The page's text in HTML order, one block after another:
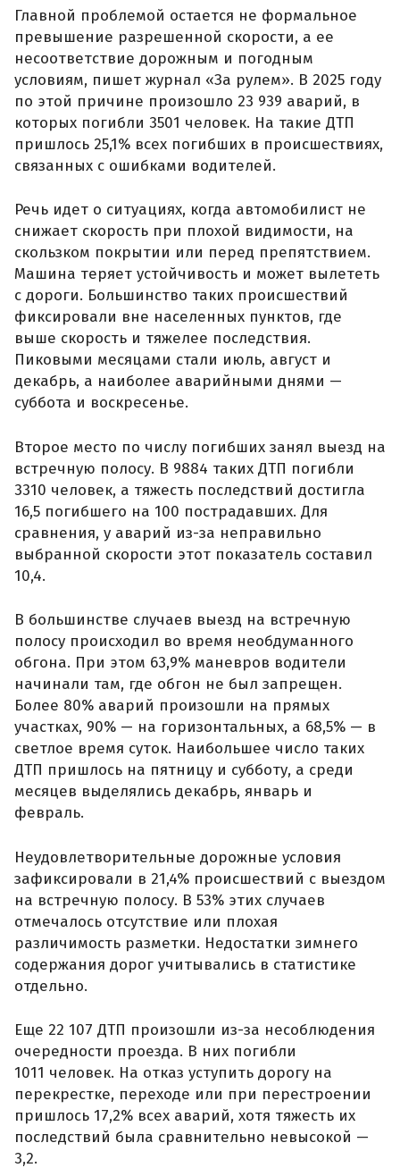
Главной проблемой остается не формальное
превышение разрешенной скорости, а ее
несоответствие дорожным и погодным
условиям, пишет журнал «За рулем». В 2025 году
по этой причине произошло 23 939 аварий, в
которых погибли 3501 человек. На такие ДТП
пришлось 25,1% всех погибших в происшествиях,
связанных с ошибками водителей.
Речь идет о ситуациях, когда автомобилист не
снижает скорость при плохой видимости, на
скользком покрытии или перед препятствием.
Машина теряет устойчивость и может вылететь
с дороги. Большинство таких происшествий
фиксировали вне населенных пунктов, где
выше скорость и тяжелее последствия.
Пиковыми месяцами стали июль, август и
декабрь, а наиболее аварийными днями —
суббота и воскресенье.
Второе место по числу погибших занял выезд на
встречную полосу. В 9884 таких ДТП погибли
3310 человек, а тяжесть последствий достигла
16,5 погибшего на 100 пострадавших. Для
сравнения, у аварий из-за неправильно
выбранной скорости этот показатель составил
10,4.
В большинстве случаев выезд на встречную
полосу происходил во время необдуманного
обгона. При этом 63,9% маневров водители
начинали там, где обгон не был запрещен.
Более 80% аварий произошли на прямых
участках, 90% — на горизонтальных, а 68,5% — в
светлое время суток. Наибольшее число таких
ДТП пришлось на пятницу и субботу, а среди
месяцев выделялись декабрь, январь и
февраль.
Неудовлетворительные дорожные условия
зафиксировали в 21,4% происшествий с выездом
на встречную полосу. В 53% этих случаев
отмечалось отсутствие или плохая
различимость разметки. Недостатки зимнего
содержания дорог учитывались в статистике
отдельно.
Еще 22 107 ДТП произошли из-за несоблюдения
очередности проезда. В них погибли
1011 человек. На отказ уступить дорогу на
перекрестке, переходе или при перестроении
пришлось 17,2% всех аварий, хотя тяжесть их
последствий была сравнительно невысокой —
3,2.